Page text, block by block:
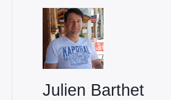
Julien Barthet